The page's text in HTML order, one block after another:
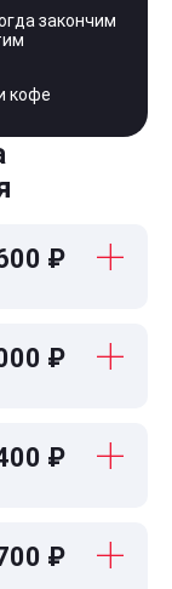
закончим
кофе
₽
₽
₽
₽